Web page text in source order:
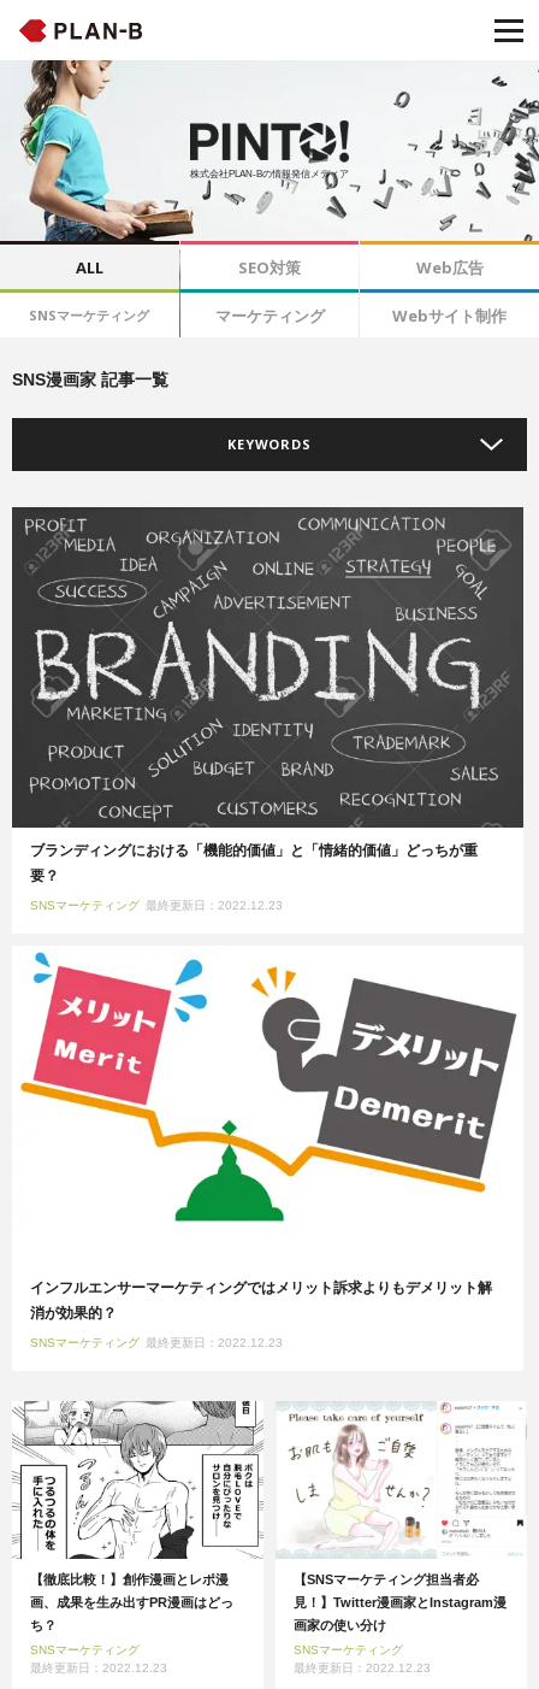
株式会社PLAN-Bの情報発信メディア
ALL SEO対策 Web広告
SNSマーケティング マーケティング Webサイト制作
SNS漫画家 記事一覧
KEYWORDS
ブランディングにおける「機能的価値」と「情緒的価値」どっちが重
要？
SNSマーケティング 最終更新日：2022.12.23
インフルエンサーマーケティングではメリット訴求よりもデメリット解
消が効果的？
SNSマーケティング 最終更新日：2022.12.23
【徹底比較！】創作漫画とレポ漫
画、成果を生み出すPR漫画はどっ
ち？
SNSマーケティング
最終更新日：2022.12.23
【SNSマーケティング担当者必
見！】Twitter漫画家とInstagram漫
画家の使い分け
SNSマーケティング
最終更新日：2022.12.23